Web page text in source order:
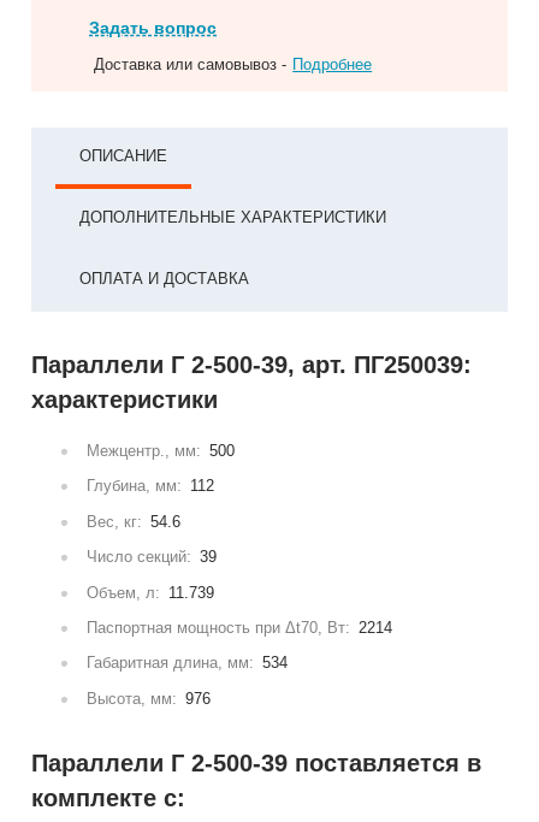
Задать вопрос
Доставка или самовывоз - Подробнее
ОПИСАНИЕ
ДОПОЛНИТЕЛЬНЫЕ ХАРАКТЕРИСТИКИ
ОПЛАТА И ДОСТАВКА
Параллели Г 2-500-39, арт. ПГ250039:
характеристики
Межцентр., мм: 500
Глубина, мм: 112
Вес, кг: 54.6
Число секций: 39
Объем, л: 11.739
Паспортная мощность при Δt70, Вт: 2214
Габаритная длина, мм: 534
Высота, мм: 976
Параллели Г 2-500-39 поставляется в
комплекте с: